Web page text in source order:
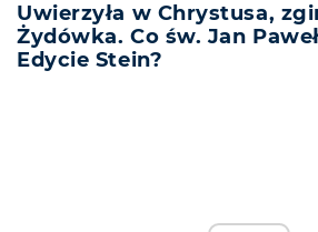
Uwierzyła w Chrystusa,
Żydówka. Co św. Jan
Edycie Stein?